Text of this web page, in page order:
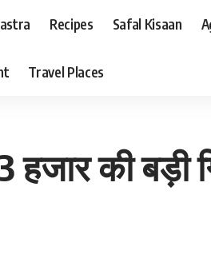
Recipes Safal Kisaan
Travel Places
की बड़ी